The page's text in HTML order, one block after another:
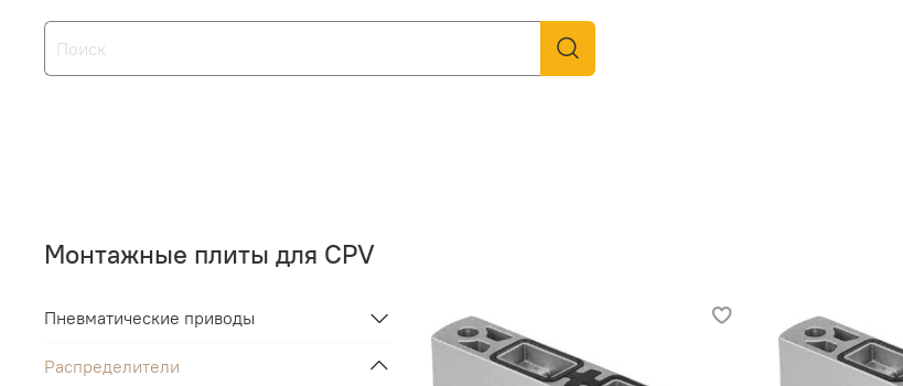
Монтажные плиты для CPV
Пневматические приводы
Распределители